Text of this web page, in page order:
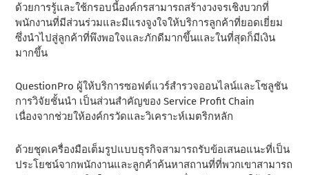
ด้วยการรู้และใช้กรอบนี้องค์กรสามารถสร้างวงจรเชิงบวกที่
พนักงานที่มีส่วนร่วมและมีแรงจูงใจให้บริการลูกค้าที่ยอดเยี่ยม
ซึ่งนําไปสู่ลูกค้าที่พึงพอใจและภักดีมากขึ้นและในที่สุดก็มีเงิน
มากขึ้น
QuestionPro ผู้ให้บริการซอฟต์แวร์สํารวจออนไลน์และโซลูชัน
การวิจัยชั้นนํา เป็นส่วนสําคัญของ Service Profit Chain
เนื่องจากช่วยให้องค์กรวัดและวิเคราะห์เมตริกหลัก
ด้วยชุดเครื่องมือเต็มรูปแบบธุรกิจสามารถรับข้อเสนอแนะที่เป็น
ประโยชน์จากพนักงานและลูกค้าค้นหาสถานที่ที่พวกเขาสามารถ